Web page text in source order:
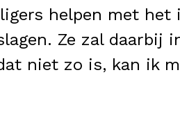
helpen met het
Ze zal daarbij
niet zo is, kan ik